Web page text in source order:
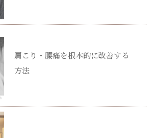
肩こり・腰痛を根本的に改善する
方法